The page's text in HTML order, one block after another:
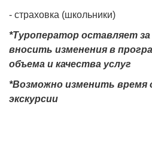
- страховка (школьники)
*Туроператор оставляет за
вносить изменения в
объема и качества услуг
*Возможно изменить время
экскурсии